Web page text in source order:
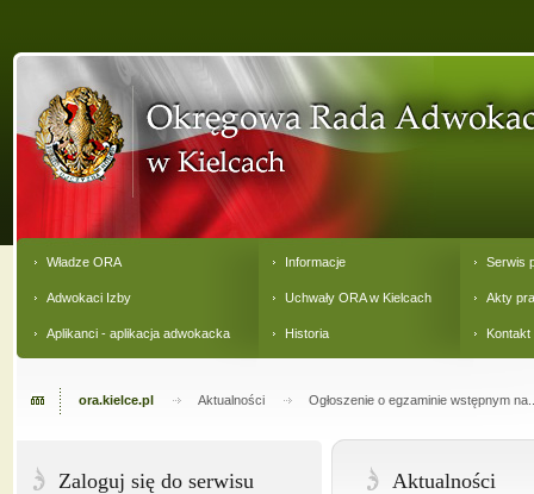
Władze ORA
Adwokaci Izby
Aplikanci - aplikacja adwokacka
Informacje
Uchwały ORA w Kielcach
Historia
Serwis
Akty
Kontakt
ora.kielce.pl Aktualności Ogłoszenie o egzaminie wstępnym
Aktualności
Zaloguj się do serwisu